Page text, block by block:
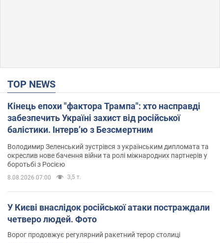
TOP NEWS
Кінець епохи "фактора Трампа": хто насправді
забезпечить Україні захист від російської
балістики. Інтерв’ю з Безсмертним
Володимир Зеленський зустрівся з українським дипломата та
окреслив нове бачення війни та ролі міжнародних партнерів у
боротьбі з Росією
8.08.2026 07:00 3,5 т.
У Києві внаслідок російської атаки постраждали
четверо людей. Фото
Ворог продовжує регулярний ракетний терор столиці